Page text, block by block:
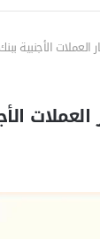
الأجنبية